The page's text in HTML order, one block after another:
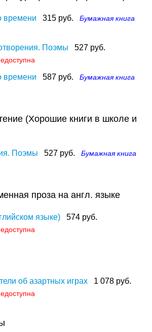
времени 315 руб.
Бумажная книга
Поэмы 527 руб.
времени 587 руб.
Бумажная книга
(Хорошие книги в школе и
Поэмы 527 руб.
Бумажная книга
проза на англ. языке
языке) 574 руб.
об азартных играх 1 078 руб.